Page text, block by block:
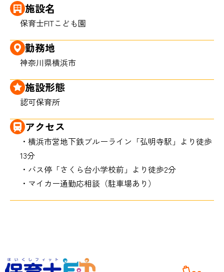
施設名
保育士FITこども園
勤務地
神奈川県横浜市
施設形態
認可保育所
アクセス
・横浜市営地下鉄ブルーライン「弘明寺駅」より徒歩
13分
・バス停「さくら台小学校前」より徒歩2分
・マイカー通勤応相談（駐車場あり）